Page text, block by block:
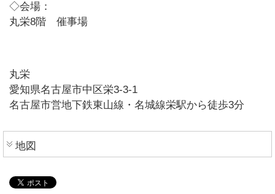
◇会場：
丸栄8階 催事場
丸栄
愛知県名古屋市中区栄3-3-1
名古屋市営地下鉄東山線・名城線栄駅から徒歩3分
地図